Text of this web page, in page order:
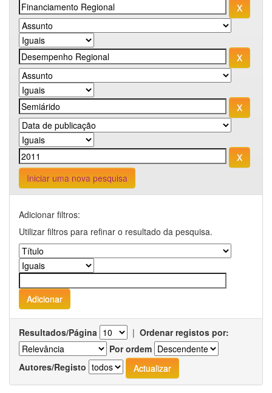
Iniciar uma nova pesquisa
Adicionar filtros:
Utilizar filtros para refinar o resultado da pesquisa.
Resultados/Página | Ordenar registos por:
Por ordem
Autores/Registo